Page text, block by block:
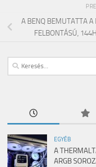
A BENQ BEMUTATTA
FELBONTÁSÚ,
Keresés:
EGYÉB
A
ARGB